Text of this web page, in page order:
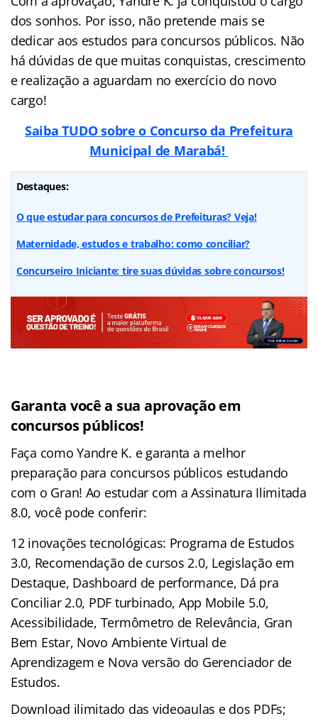
dos sonhos. Por isso, não pretende mais se
dedicar aos estudos para concursos públicos. Não
há dúvidas de que muitas conquistas, crescimento
e realização a aguardam no exercício do novo
cargo!
Saiba TUDO sobre o Concurso da Prefeitura
Municipal de Marabá!
Destaques:
O que estudar para concursos de Prefeituras? Veja!
Maternidade, estudos e trabalho: como conciliar?
Concurseiro Iniciante: tire suas dúvidas sobre concursos!
Garanta você a sua aprovação em
concursos públicos!
Faça como Yandre K. e garanta a melhor
preparação para concursos públicos estudando
com o Gran! Ao estudar com a Assinatura Ilimitada
8.0, você pode conferir:
12 inovações tecnológicas: Programa de Estudos
3.0, Recomendação de cursos 2.0, Legislação em
Destaque, Dashboard de performance, Dá pra
Conciliar 2.0, PDF turbinado, App Mobile 5.0,
Acessibilidade, Termômetro de Relevância, Gran
Bem Estar, Novo Ambiente Virtual de
Aprendizagem e Nova versão do Gerenciador de
Estudos.
Download ilimitado das videoaulas e dos PDFs;